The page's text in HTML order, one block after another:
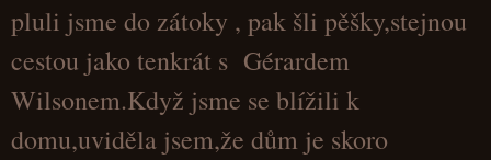
pluli jsme do zátoky , pak šli pěšky,stejnou
cestou jako tenkrát s Gérardem
Wilsonem.Když jsme se blížili k
domu,uviděla jsem,že dům je skoro